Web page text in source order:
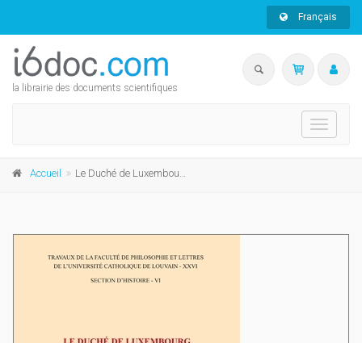
Français
la librairie des documents scientifiques
Toggle
Accueil Le Duché de Luxembourg à la fin de l'Ancien Régime. Atlas de géographie historique. Le quartier d'Houffalize